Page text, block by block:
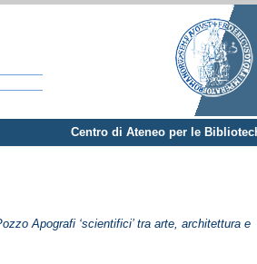
Centro di Ateneo per le
Apografi ‘scientifici’ tra arte, architettura e